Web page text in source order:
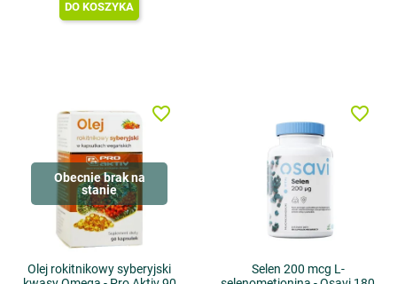
DO KOSZYKA
Obecnie brak na
stanie
Olej rokitnikowy syberyjski
favorite_border
Selen 200 mcg L-
favorite_border